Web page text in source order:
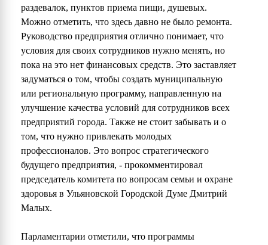
раздевалок, пунктов приема пищи, душевых.
Можно отметить, что здесь давно не было ремонта.
Руководство предприятия отлично понимает, что
условия для своих сотрудников нужно менять, но
пока на это нет финансовых средств. Это заставляет
задуматься о том, чтобы создать муниципальную
или региональную программу, направленную на
улучшение качества условий для сотрудников всех
предприятий города. Также не стоит забывать и о
том, что нужно привлекать молодых
профессионалов. Это вопрос стратегического
будущего предприятия, - прокомментировал
председатель комитета по вопросам семьи и охране
здоровья в Ульяновской Городской Думе Дмитрий
Малых.
Парламентарии отметили, что программы